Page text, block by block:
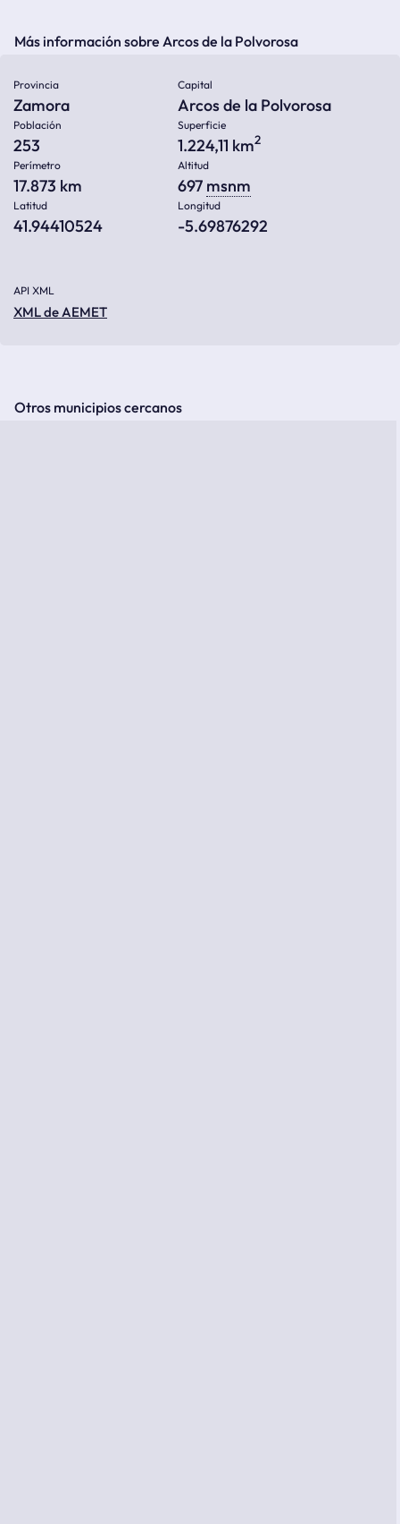
Más información sobre Arcos de la Polvorosa
Provincia
Zamora
Capital
Arcos de la Polvorosa
Población
253
Superficie
1.224,11 km2
Perímetro
17.873 km
Altitud
697 msnm
Latitud
41.94410524
Longitud
-5.69876292
API XML
XML de AEMET
Otros municipios cercanos